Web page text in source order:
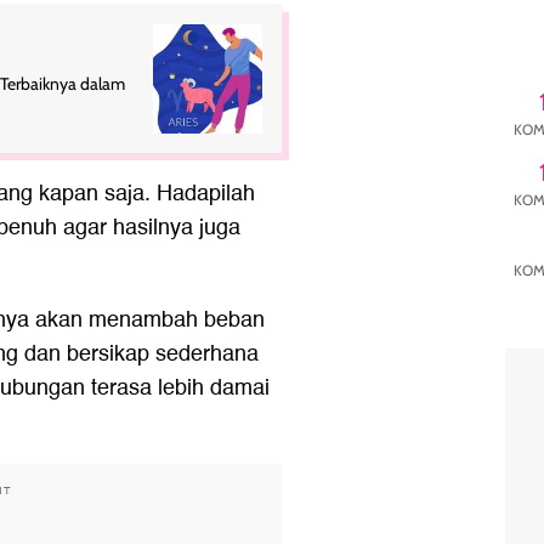
dalam
kapan saja. Hadapilah
agar hasilnya juga
akan menambah beban
dan bersikap sederhana
terasa lebih damai